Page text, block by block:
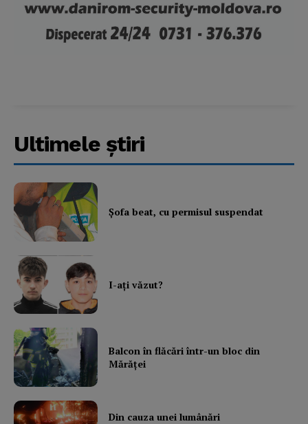
Ultimele ştiri
Şofa beat, cu permisul suspendat
I-aţi văzut?
Balcon în flăcări într-un bloc din
Mărăţei
Din cauza unei lumânări